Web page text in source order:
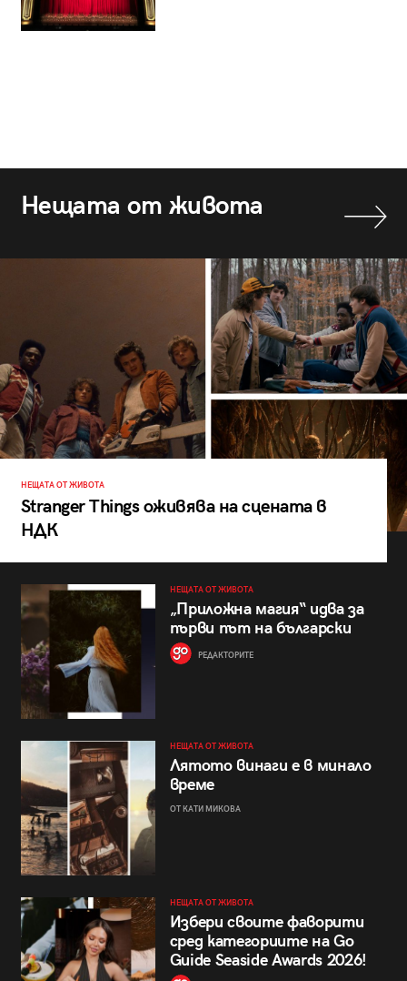
Нещата от живота
НЕЩАТА ОТ ЖИВОТА
Stranger Things оживява на сцената в
НДК
НЕЩАТА ОТ ЖИВОТА
„Приложна магия“ идва за
първи път на български
РЕДАКТОРИТЕ
НЕЩАТА ОТ ЖИВОТА
Лятото винаги е в минало
време
ОТ КАТИ МИКОВА
НЕЩАТА ОТ ЖИВОТА
Избери своите фаворити
сред категориите на Go
Guide Seaside Awards 2026!